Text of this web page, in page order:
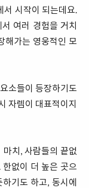
서 시작이 되는데요.
여러 경험을 거치
해가는 영웅적인 모
소들이 등장하기도
자렘이 대표적이지
치, 사람들의 끝없
없이 더 높은 곳으
기도 하고, 동시에